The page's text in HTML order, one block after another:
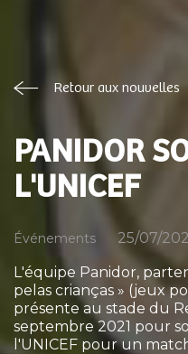
Retour aux nouvelles
PANIDOR
L'UNICEF
Événements
25/07/
L'équipe Panidor,
pelas crianças » (jeux
présente au stade du
septembre 2021 pour
l'UNICEF pour un